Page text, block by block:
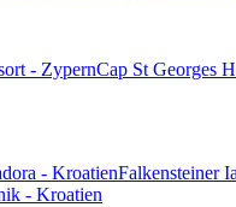
- ZypernCap St Georges
- KroatienFalkensteiner
- Kroatien